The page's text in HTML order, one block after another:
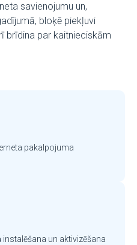
savienojumu un,
bloķē piekļuvi
brīdina par kaitnieciskām
pakalpojuma
un aktivizēšana